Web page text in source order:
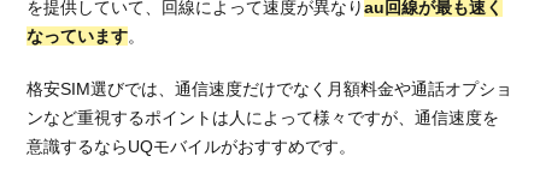
度
mineo
の速
度
を提供していて、回線によって速度が異なりau回線が最も速く
なっています。
格安SIM選びでは、通信速度だけでなく月額料金や通話オプショ
ンなど重視するポイントは人によって様々ですが、通信速度を
意識するならUQモバイルがおすすめです。